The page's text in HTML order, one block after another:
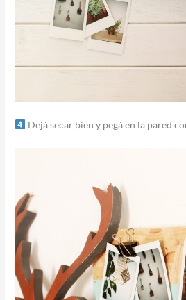
Dejá secar bien y pegá en la pared